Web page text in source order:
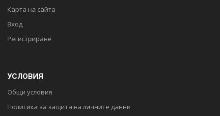
Карта на сайта
Вход
Регистриране
УСЛОВИЯ
Общи условия
Политика за защита на личните данни